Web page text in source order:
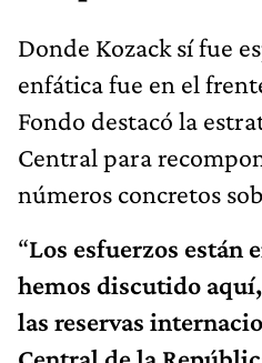
Donde Kozack sí fue
enfática fue en el
Fondo destacó la
Central para
números concretos
“Los esfuerzos están
hemos discutido
las reservas